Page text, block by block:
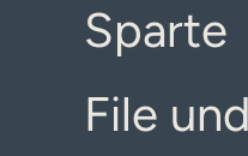
Sparte
File